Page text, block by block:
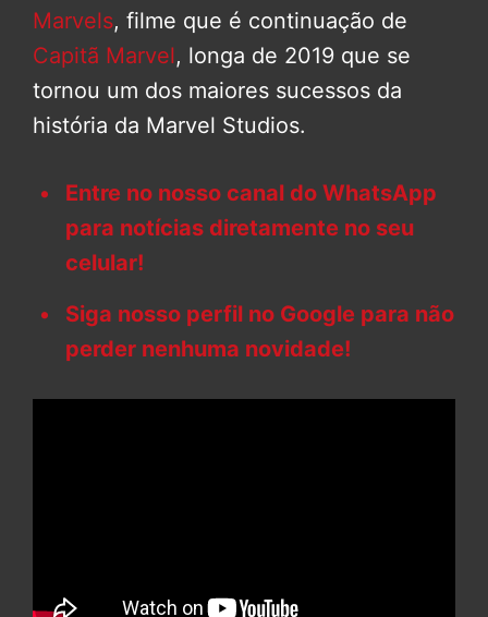
Marvels, filme que é continuação de
Capitã Marvel, longa de 2019 que se
tornou um dos maiores sucessos da
história da Marvel Studios.
Entre no nosso canal do WhatsApp
para notícias diretamente no seu
celular!
Siga nosso perfil no Google para não
perder nenhuma novidade!